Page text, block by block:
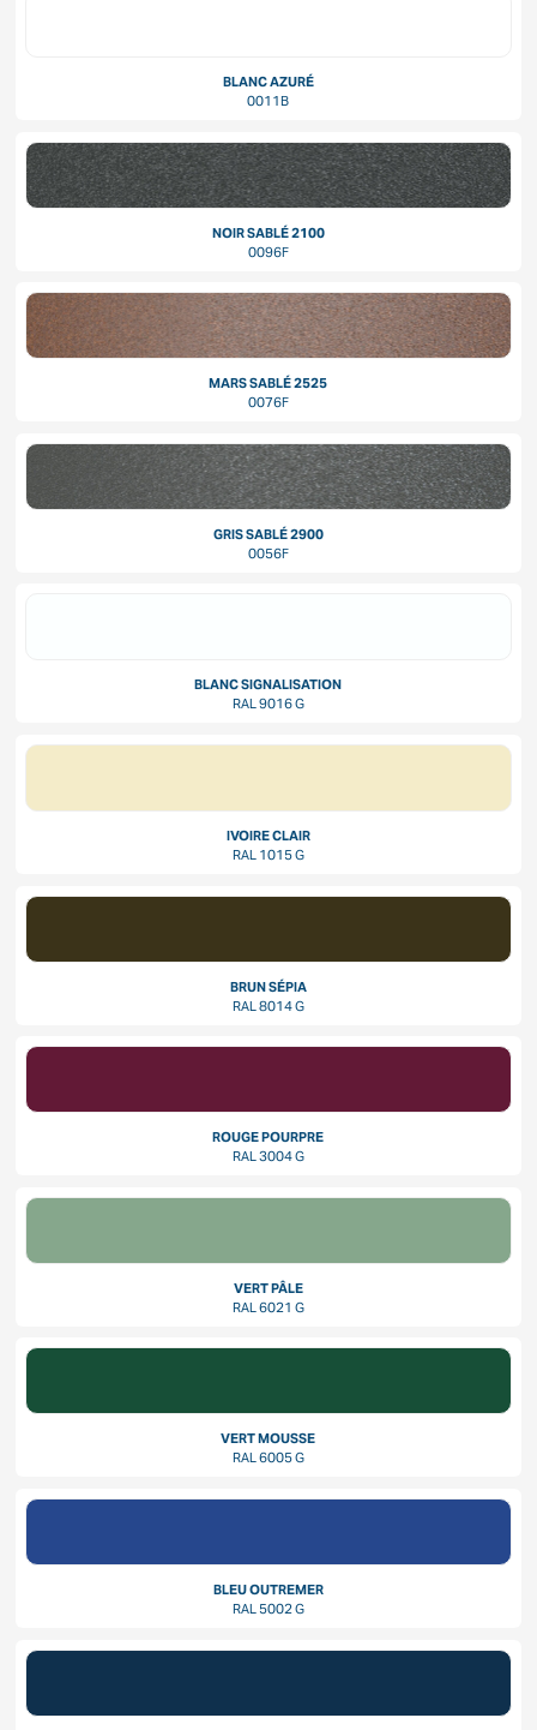
BLANC AZURÉ
0011B
NOIR SABLÉ 2100
0096F
MARS SABLÉ 2525
0076F
GRIS SABLÉ 2900
0056F
BLANC SIGNALISATION
RAL 9016 G
IVOIRE CLAIR
RAL 1015 G
BRUN SÉPIA
RAL 8014 G
ROUGE POURPRE
RAL 3004 G
VERT PÂLE
RAL 6021 G
VERT MOUSSE
RAL 6005 G
BLEU OUTREMER
RAL 5002 G